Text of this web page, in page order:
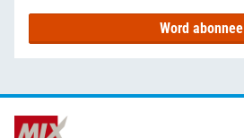
Word abonnee